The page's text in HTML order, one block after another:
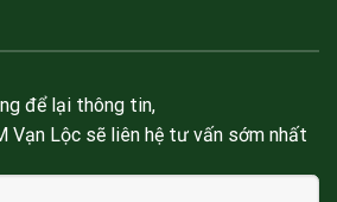
để lại thông tin,
Vạn Lộc sẽ liên hệ tư vấn sớm nhất